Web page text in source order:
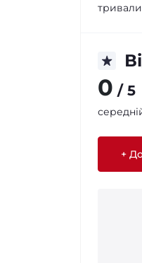
0 / 5
+